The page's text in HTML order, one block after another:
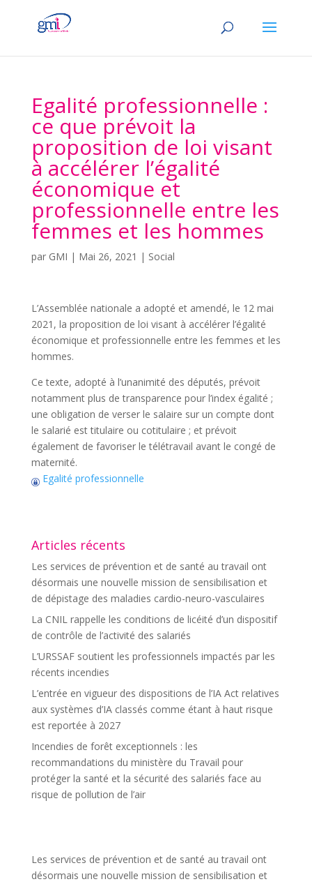
Egalité professionnelle :
ce que prévoit la
proposition de loi visant
à accélérer l’égalité
économique et
professionnelle entre les
femmes et les hommes
par GMI | Mai 26, 2021 | Social
L’Assemblée nationale a adopté et amendé, le 12 mai
2021, la proposition de loi visant à accélérer l’égalité
économique et professionnelle entre les femmes et les
hommes.
Ce texte, adopté à l’unanimité des députés, prévoit
notamment plus de transparence pour l’index égalité ;
une obligation de verser le salaire sur un compte dont
le salarié est titulaire ou cotitulaire ; et prévoit
également de favoriser le télétravail avant le congé de
maternité.
Egalité professionnelle
Articles récents
Les services de prévention et de santé au travail ont
désormais une nouvelle mission de sensibilisation et
de dépistage des maladies cardio-neuro-vasculaires
La CNIL rappelle les conditions de licéité d’un dispositif
de contrôle de l’activité des salariés
L’URSSAF soutient les professionnels impactés par les
récents incendies
L’entrée en vigueur des dispositions de l’IA Act relatives
aux systèmes d’IA classés comme étant à haut risque
est reportée à 2027
Incendies de forêt exceptionnels : les
recommandations du ministère du Travail pour
protéger la santé et la sécurité des salariés face au
risque de pollution de l’air
Les services de prévention et de santé au travail ont
désormais une nouvelle mission de sensibilisation et